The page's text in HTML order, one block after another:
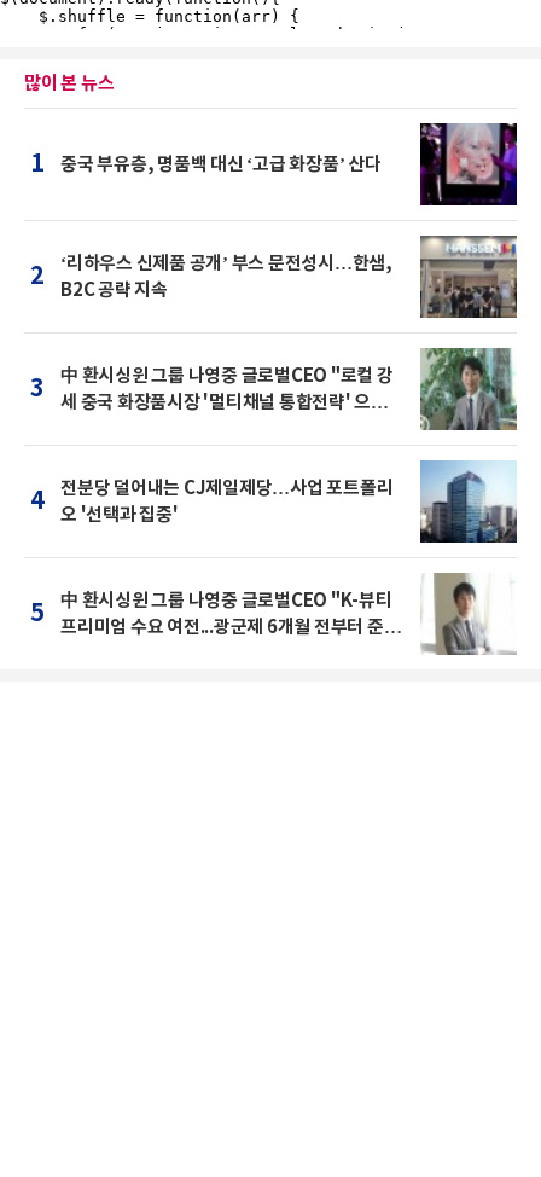
많이 본 뉴스
1 중국 부유층, 명품백 대신 ‘고급 화장품’ 산다
2
‘리하우스 신제품 공개’ 부스 문전성시…한샘,
B2C 공략 지속
3
中 환시싱윈 그룹 나영중 글로벌CEO "로컬 강
세 중국 화장품시장 '멀티채널 통합전략' 으로
4
전분당 덜어내는 CJ제일제당…사업 포트폴리
오 '선택과 집중'
5
中 환시싱윈 그룹 나영중 글로벌CEO "K-뷰티
프리미엄 수요 여전...광군제 6개월 전부터 준비